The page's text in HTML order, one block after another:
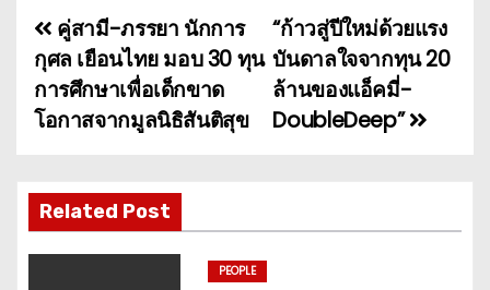
แ
น
ะ
น
ว
“ก้าวสู่ปีใหม่ด้วยแรง
บันดาลใจจากทุน 20
ล้านของแอ็คมี่-
DoubleDeep”
คู่สามี-ภรรยา นักการ
กุศล เยือนไทย มอบ 30 ทุน
การศึกษาเพื่อเด็กขาด
โอกาสจากมูลนิธิสันติสุข
Related Post
PEOPLE